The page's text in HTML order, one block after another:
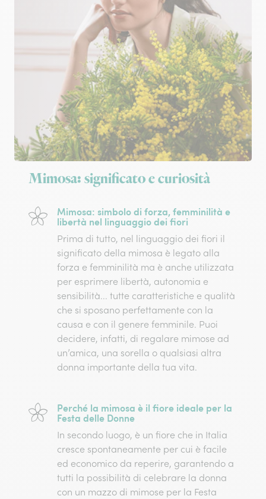
Mimosa: significato e curiosità
Mimosa: simbolo di forza, femminilità e
libertà nel linguaggio dei fiori
Prima di tutto, nel linguaggio dei fiori il
significato della mimosa è legato alla
forza e femminilità ma è anche utilizzata
per esprimere libertà, autonomia e
sensibilità... tutte caratteristiche e qualità
che si sposano perfettamente con la
causa e con il genere femminile. Puoi
decidere, infatti, di regalare mimose ad
un’amica, una sorella o qualsiasi altra
donna importante della tua vita.
Perché la mimosa è il fiore ideale per la
Festa delle Donne
In secondo luogo, è un fiore che in Italia
cresce spontaneamente per cui è facile
ed economico da reperire, garantendo a
tutti la possibilità di celebrare la donna
con un mazzo di mimose per la Festa